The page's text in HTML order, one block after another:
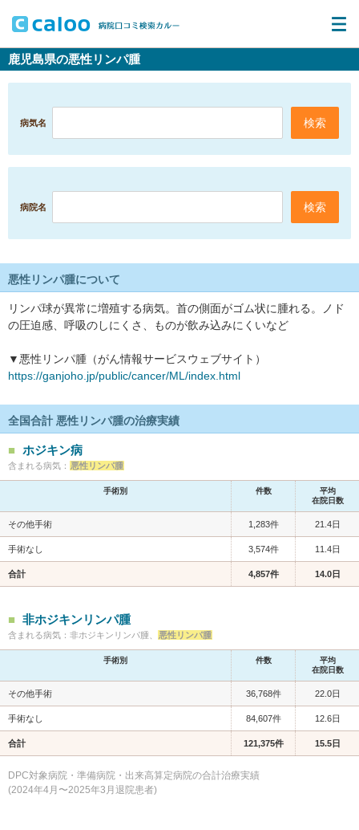
鹿児島県の悪性リンパ腫
病気名
病院名
悪性リンパ腫について
リンパ球が異常に増殖する病気。首の側面がゴム状に腫れる。ノド
の圧迫感、呼吸のしにくさ、ものが飲み込みにくいなど
▼悪性リンパ腫（がん情報サービスウェブサイト）
https://ganjoho.jp/public/cancer/ML/index.html
全国合計 悪性リンパ腫の治療実績
ホジキン病
含まれる病気： 悪性リンパ腫
手術別 件数
平均
在院日数
その他手術 1,283件 21.4日
手術なし 3,574件 11.4日
合計 4,857件 14.0日
非ホジキンリンパ腫
含まれる病気：非ホジキンリンパ腫、 悪性リンパ腫
手術別 件数
平均
在院日数
その他手術 36,768件 22.0日
手術なし 84,607件 12.6日
合計 121,375件 15.5日
DPC対象病院・準備病院・出来高算定病院の合計治療実績
(2024年4月〜2025年3月退院患者)